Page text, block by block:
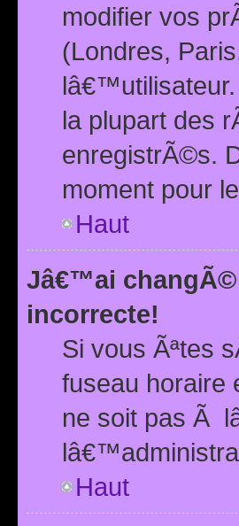
modifier vos
(Londres,
la plupart des
enregistrÃ©s.
moment pour
Haut
Jâ€™ai
incorrecte!
Si vous Ãªtes
fuseau
ne soit pas Ã
Haut